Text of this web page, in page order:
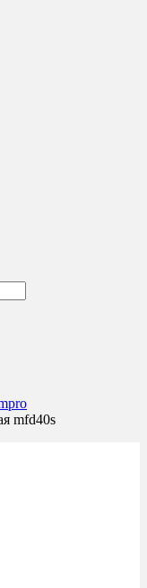
mfd40s